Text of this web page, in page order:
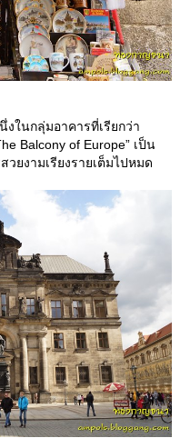
งในกลุ่มอาคารที่เรียกว่า
Balcony of Europe” เป็น
ยงามเรียงรายเต็มไปหมด